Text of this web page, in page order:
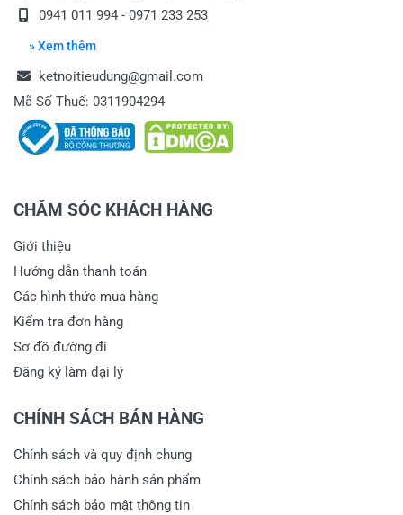
0941 011 994 - 0971 233 253
» Xem thêm
ketnoitieudung@gmail.com
Mã Số Thuế: 0311904294
CHĂM SÓC KHÁCH HÀNG
Giới thiệu
Hướng dẫn thanh toán
Các hình thức mua hàng
Kiểm tra đơn hàng
Sơ đồ đường đi
Đăng ký làm đại lý
CHÍNH SÁCH BÁN HÀNG
Chính sách và quy định chung
Chính sách bảo hành sản phẩm
Chính sách bảo mật thông tin